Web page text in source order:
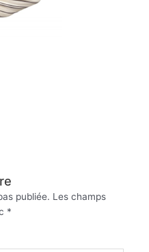
publiée. Les champs
*